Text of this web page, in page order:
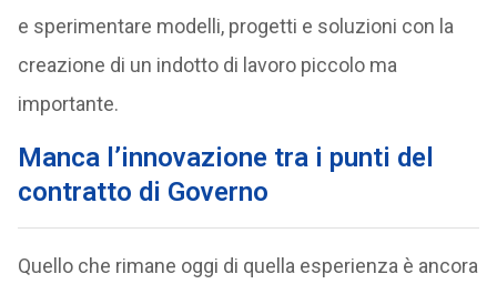
e sperimentare modelli, progetti e soluzioni con la
creazione di un indotto di lavoro piccolo ma
importante.
Manca l’innovazione tra i punti del
contratto di Governo
Quello che rimane oggi di quella esperienza è ancora